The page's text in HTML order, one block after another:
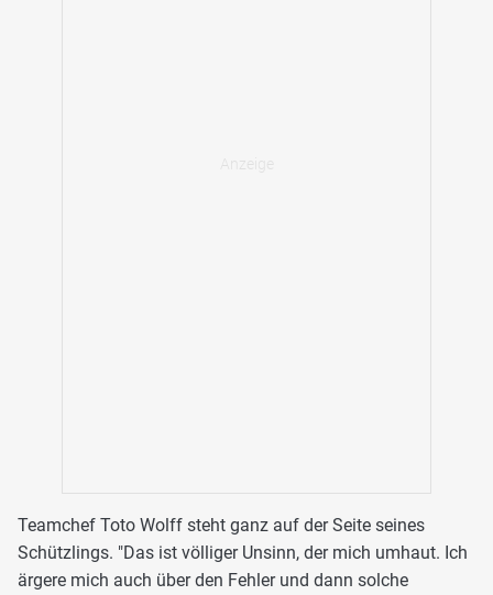
Teamchef Toto Wolff steht ganz auf der Seite seines
Schützlings. "Das ist völliger Unsinn, der mich umhaut. Ich
ärgere mich auch über den Fehler und dann solche